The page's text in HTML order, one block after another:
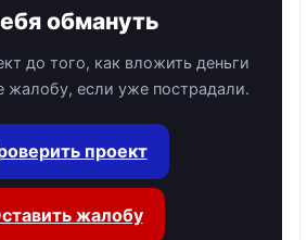
обмануть
до того, как вложить деньги
жалобу, если уже пострадали.
проект
жалобу